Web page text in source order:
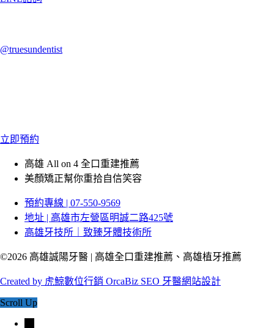
@truesundentist
立即預約
高雄 All on 4 全口重建推薦
美顏矯正幫你重拾自信笑容
預約專線 | 07-550-9569
地址 | 高雄市左營區明誠二路425號
高雄牙技所｜致臻牙體技術所
©2026 高雄誠陽牙醫 | 高雄全口重建推薦、高雄植牙推薦
Created by 虎鯨數位行銷 OrcaBiz SEO 牙醫網站設計
Scroll Up